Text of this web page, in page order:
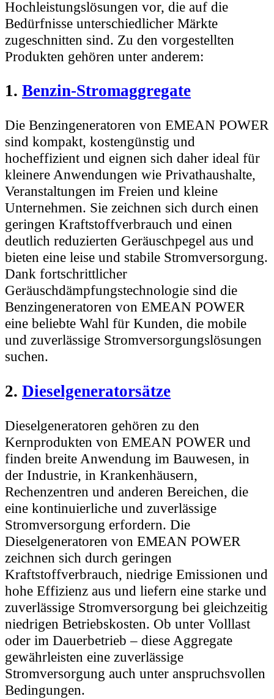
Hochleistungslösungen vor, die auf die
Bedürfnisse unterschiedlicher Märkte
zugeschnitten sind. Zu den vorgestellten
Produkten gehören unter anderem:
1. Benzin-Stromaggregate
Die Benzingeneratoren von EMEAN POWER
sind kompakt, kostengünstig und
hocheffizient und eignen sich daher ideal für
kleinere Anwendungen wie Privathaushalte,
Veranstaltungen im Freien und kleine
Unternehmen. Sie zeichnen sich durch einen
geringen Kraftstoffverbrauch und einen
deutlich reduzierten Geräuschpegel aus und
bieten eine leise und stabile Stromversorgung.
Dank fortschrittlicher
Geräuschdämpfungstechnologie sind die
Benzingeneratoren von EMEAN POWER
eine beliebte Wahl für Kunden, die mobile
und zuverlässige Stromversorgungslösungen
suchen.
2. Dieselgeneratorsätze
Dieselgeneratoren gehören zu den
Kernprodukten von EMEAN POWER und
finden breite Anwendung im Bauwesen, in
der Industrie, in Krankenhäusern,
Rechenzentren und anderen Bereichen, die
eine kontinuierliche und zuverlässige
Stromversorgung erfordern. Die
Dieselgeneratoren von EMEAN POWER
zeichnen sich durch geringen
Kraftstoffverbrauch, niedrige Emissionen und
hohe Effizienz aus und liefern eine starke und
zuverlässige Stromversorgung bei gleichzeitig
niedrigen Betriebskosten. Ob unter Volllast
oder im Dauerbetrieb – diese Aggregate
gewährleisten eine zuverlässige
Stromversorgung auch unter anspruchsvollen
Bedingungen.